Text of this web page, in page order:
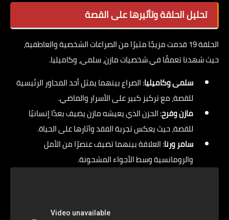
تحليل الحلقة وتأثيرها على القصة
الحلقة 19 قدمت مزيجًا مثيرًا من الصراعات الشخصية والعاطفية،
حيث شهدنا تعمقًا في شخصيات مازن، سلمى، وكاميليا.
سلمى وكاميليا: الصراع بينهما يمثل أحد المحاور الرئيسية
للقصة، مع تركيز كبير على الأسرار والماضي.
مازن وفرح: الحزن الذي يعيشه مازن يضيف بعدًا إنسانيًا
للقصة، حيث يعكس تجربة الفقد وآثارها على الحياة.
سامر ورنا: العلاقة بينهما تضيف عنصرًا من الأمل
والرومانسية وسط الأجواء المشحونة.